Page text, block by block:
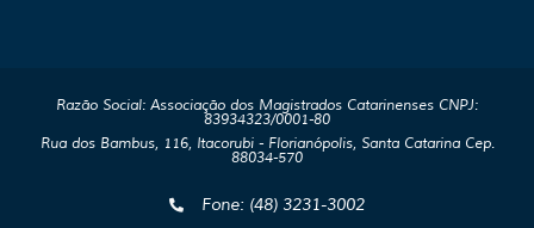
Razão Social: Associação dos Magistrados Catarinenses CNPJ:
83934323/0001-80
Rua dos Bambus, 116, Itacorubi - Florianópolis, Santa Catarina Cep.
88034-570
Fone: (48) 3231-3002